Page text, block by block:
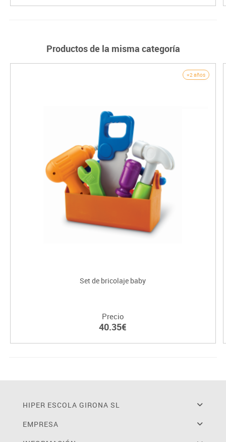
Productos de la misma categoría
+2 años
Set de bricolaje baby
Precio
40.35€
HIPER ESCOLA GIRONA SL
EMPRESA